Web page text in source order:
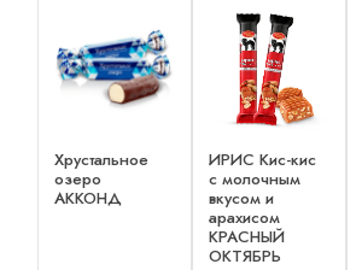
Хрустальное
озеро
АККОНД
ИРИС Кис-кис
с молочным
вкусом и
арахисом
КРАСНЫЙ
ОКТЯБРЬ